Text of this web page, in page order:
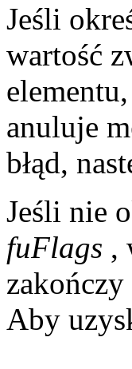
Jeśli
wartość
anuluje
błąd,
Jeśli nie
fuFlags ,
Aby